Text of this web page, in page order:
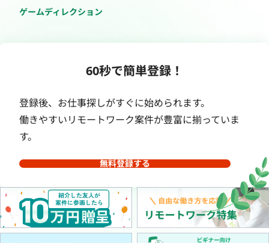
ゲームディレクション
60秒で簡単登録！
登録後、お仕事探しがすぐに始められます。
働きやすいリモートワーク案件が豊富に揃っていま
す。
無料登録する